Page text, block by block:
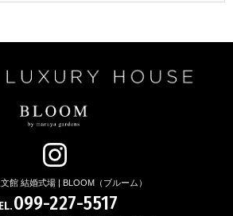
館 結婚式場 | BLOOM（ブルーム）
099-227-5517